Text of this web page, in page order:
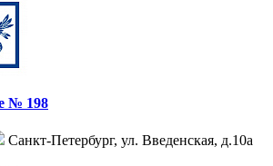
№ 198
Санкт-Петербург, ул. Введенская, д.10а